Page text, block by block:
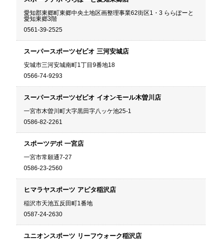
愛知郡東郷町東郷中央土地区画整理事業62街区1・3 ららぽーと
愛知東郷3階
0561-39-2525
スーパースポーツゼビオ 三河安城店
安城市三河安城南町1丁目9番地18
0566-74-9293
スーパースポーツゼビオ イオンモール木曽川店
一宮市木曽川町大字黒田字八ッケ池25-1
0586-82-2261
スポーツデポ 一宮店
一宮市常願通7-27
0586-23-2560
ヒマラヤスポーツ アピタ稲沢店
稲沢市天池五反田町1番地
0587-24-2630
ユニオンスポーツ リーフウォーク稲沢店